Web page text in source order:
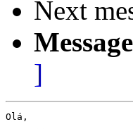
Next
]
Olá,